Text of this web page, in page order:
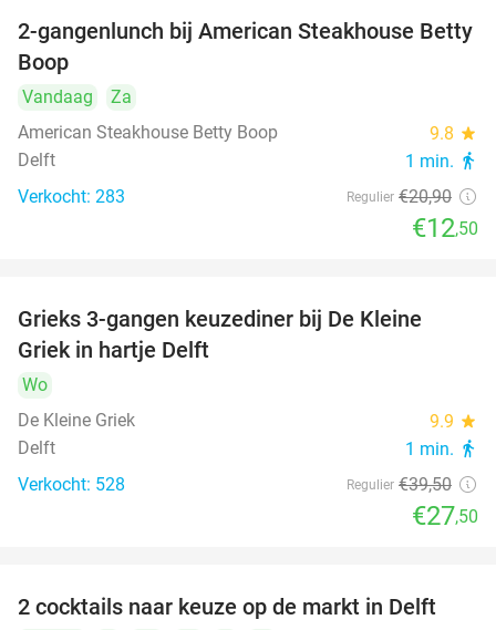
40%
2-gangenlunch bij American Steakhouse Betty
Boop
Vandaag
Za
American Steakhouse Betty Boop
9.8 star
Delft 1 min. directions_walk
Verkocht: 283 Regulier €20,90
€12,50
Grieks 3-gangen keuzediner bij De Kleine
Griek in hartje Delft
Wo
De Kleine Griek
9.9 star
Delft 1 min. directions_walk
Verkocht: 528 Regulier €39,50
€27,50
50%
2 cocktails naar keuze op de markt in Delft